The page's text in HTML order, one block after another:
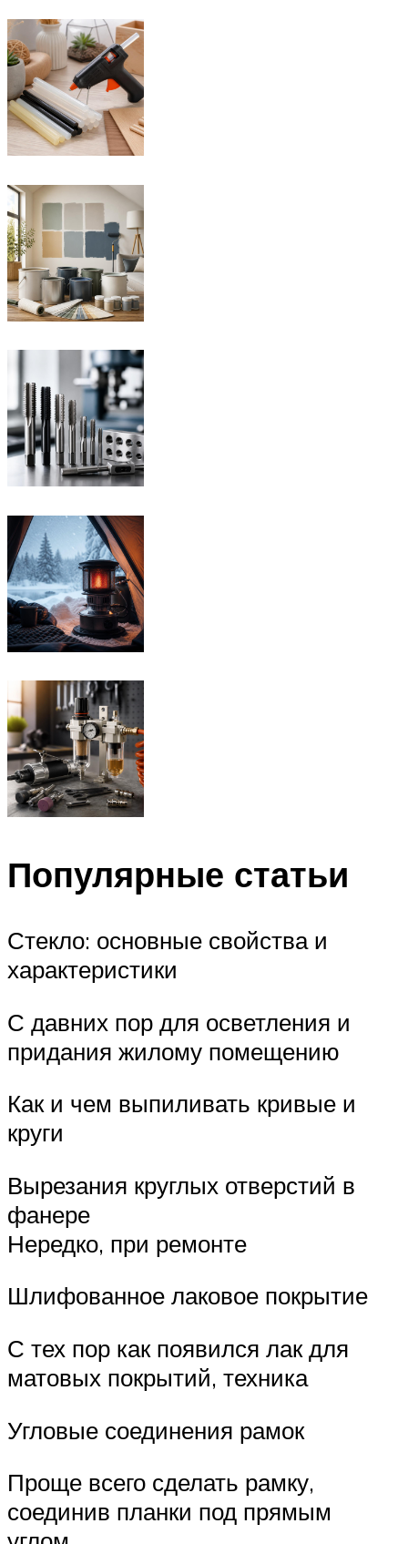
Популярные статьи
Стекло: основные свойства и
характеристики
С давних пор для осветления и
придания жилому помещению
Как и чем выпиливать кривые и
круги
Вырезания круглых отверстий в
фанере
Нередко, при ремонте
Шлифованное лаковое покрытие
С тех пор как появился лак для
матовых покрытий, техника
Угловые соединения рамок
Проще всего сделать рамку,
соединив планки под прямым